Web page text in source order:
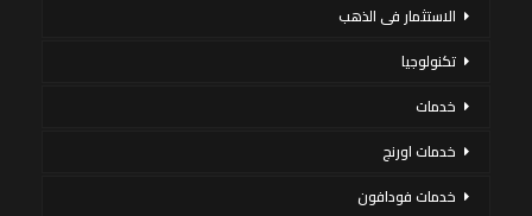
الاستثمار فى الذهب
تكنولوجيا
خدمات
خدمات اورنج
خدمات فودافون